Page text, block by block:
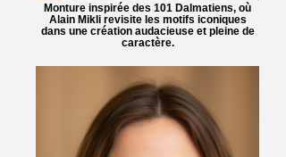
Monture inspirée des 101 Dalmatiens, où
Alain Mikli revisite les motifs iconiques
dans une création audacieuse et pleine de
caractère.